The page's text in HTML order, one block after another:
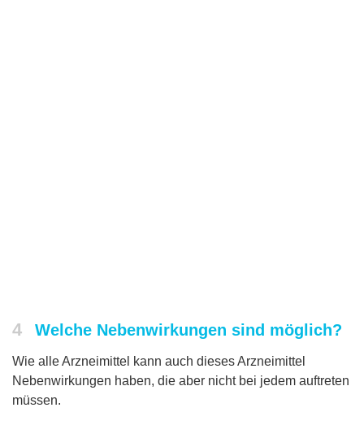
4 Welche Nebenwirkungen sind möglich?
Wie alle Arzneimittel kann auch dieses Arzneimittel
Nebenwirkungen haben, die aber nicht bei jedem auftreten
müssen.